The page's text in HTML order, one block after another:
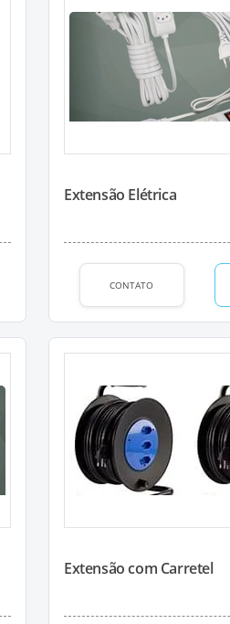
Extensão Elétrica
CONTATO
Extensão com Carretel